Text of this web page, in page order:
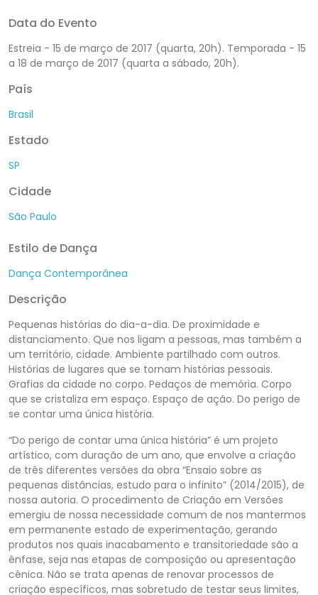
Data do Evento
Estreia - 15 de março de 2017 (quarta, 20h). Temporada - 15
a 18 de março de 2017 (quarta a sábado, 20h).
País
Brasil
Estado
SP
Cidade
São Paulo
Estilo de Dança
Dança Contemporânea
Descrição
Pequenas histórias do dia-a-dia. De proximidade e
distanciamento. Que nos ligam a pessoas, mas também a
um território, cidade. Ambiente partilhado com outros.
Histórias de lugares que se tornam histórias pessoais.
Grafias da cidade no corpo. Pedaços de memória. Corpo
que se cristaliza em espaço. Espaço de ação. Do perigo de
se contar uma única história.
“Do perigo de contar uma única história” é um projeto
artístico, com duração de um ano, que envolve a criação
de três diferentes versões da obra “Ensaio sobre as
pequenas distâncias, estudo para o infinito” (2014/2015), de
nossa autoria. O procedimento de Criação em Versões
emergiu de nossa necessidade comum de nos mantermos
em permanente estado de experimentação, gerando
produtos nos quais inacabamento e transitoriedade são a
ênfase, seja nas etapas de composição ou apresentação
cênica. Não se trata apenas de renovar processos de
criação específicos, mas sobretudo de testar seus limites,